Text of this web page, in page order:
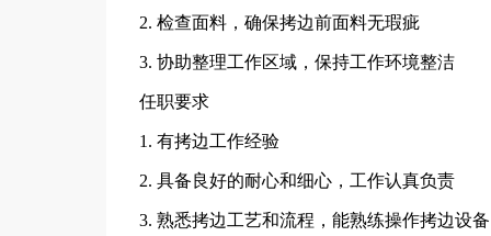
2. 检查面料，确保拷边前面料无瑕疵
3. 协助整理工作区域，保持工作环境整洁
任职要求
1. 有拷边工作经验
2. 具备良好的耐心和细心，工作认真负责
3. 熟悉拷边工艺和流程，能熟练操作拷边设备